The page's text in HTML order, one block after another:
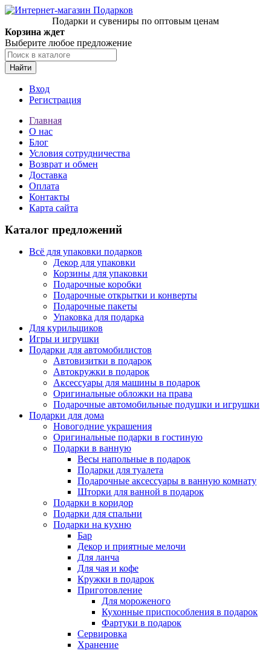
Подарки и сувениры по оптовым ценам
Корзина ждет
Выберите любое предложение
Найти
Вход
Регистрация
Главная
О нас
Блог
Условия сотрудничества
Возврат и обмен
Доставка
Оплата
Контакты
Карта сайта
Каталог предложений
Всё для упаковки подарков
Декор для упаковки
Корзины для упаковки
Подарочные коробки
Подарочные открытки и конверты
Подарочные пакеты
Упаковка для подарка
Для курильщиков
Игры и игрушки
Подарки для автомобилистов
Автовизитки в подарок
Автокружки в подарок
Аксессуары для машины в подарок
Оригинальные обложки на права
Подарочные автомобильные подушки и игрушки
Подарки для дома
Новогодние украшения
Оригинальные подарки в гостиную
Подарки в ванную
Весы напольные в подарок
Подарки для туалета
Подарочные аксессуары в ванную комнату
Шторки для ванной в подарок
Подарки в коридор
Подарки для спальни
Подарки на кухню
Бар
Декор и приятные мелочи
Для ланча
Для чая и кофе
Кружки в подарок
Приготовление
Для мороженого
Кухонные приспособления в подарок
Фартуки в подарок
Сервировка
Хранение